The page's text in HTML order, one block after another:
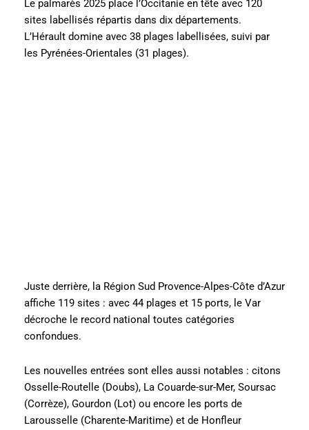
Le palmarès 2025 place l’Occitanie en tête avec 120
sites labellisés répartis dans dix départements.
L’Hérault domine avec 38 plages labellisées, suivi par
les Pyrénées-Orientales (31 plages).
Juste derrière, la Région Sud Provence-Alpes-Côte d’Azur
affiche 119 sites : avec 44 plages et 15 ports, le Var
décroche le record national toutes catégories
confondues.
Les nouvelles entrées sont elles aussi notables : citons
Osselle-Routelle (Doubs), La Couarde-sur-Mer, Soursac
(Corrèze), Gourdon (Lot) ou encore les ports de
Larousselle (Charente-Maritime) et de Honfleur